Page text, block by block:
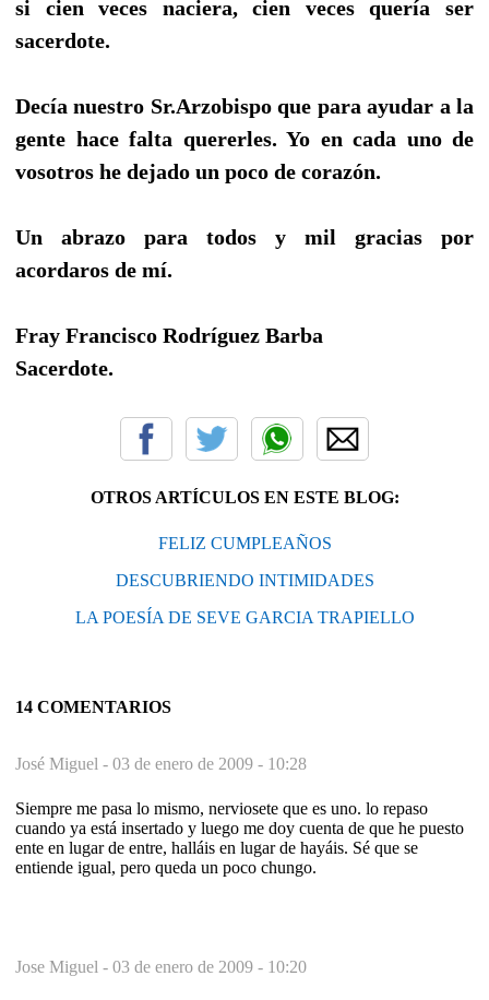
si cien veces naciera, cien veces quería ser
sacerdote.
Decía nuestro Sr.Arzobispo que para ayudar a la
gente hace falta quererles. Yo en cada uno de
vosotros he dejado un poco de corazón.
Un abrazo para todos y mil gracias por
acordaros de mí.
Fray Francisco Rodríguez Barba
Sacerdote.
OTROS ARTÍCULOS EN ESTE BLOG:
FELIZ CUMPLEAÑOS
DESCUBRIENDO INTIMIDADES
LA POESÍA DE SEVE GARCIA TRAPIELLO
14 COMENTARIOS
José Miguel - 03 de enero de 2009 - 10:28
Siempre me pasa lo mismo, nerviosete que es uno. lo repaso
cuando ya está insertado y luego me doy cuenta de que he puesto
ente en lugar de entre, halláis en lugar de hayáis. Sé que se
entiende igual, pero queda un poco chungo.
Jose Miguel - 03 de enero de 2009 - 10:20